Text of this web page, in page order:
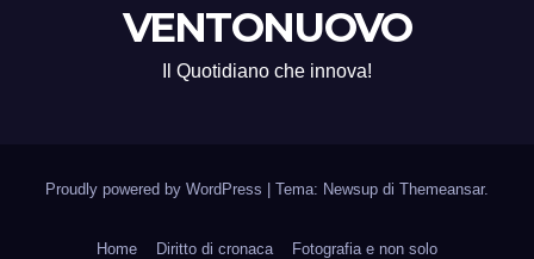
VENTONUOVO
Il Quotidiano che innova!
Proudly powered by WordPress | Tema: Newsup di Themeansar.
Home Diritto di cronaca Fotografia e non solo